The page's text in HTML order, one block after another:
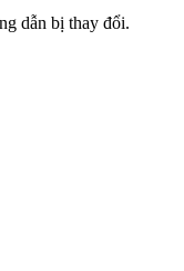
dẫn bị thay đổi.